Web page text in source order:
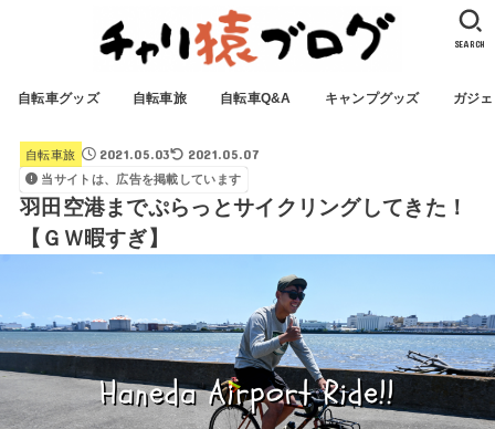
自転車グッズ 自転車旅 自転車Q&A キャンプグッズ ガジ
SEARCH
自転車旅 2021.05.03 2021.05.07
当サイトは、広告を掲載しています
羽田空港までぷらっとサイクリングしてきた！
【ＧＷ暇すぎ】